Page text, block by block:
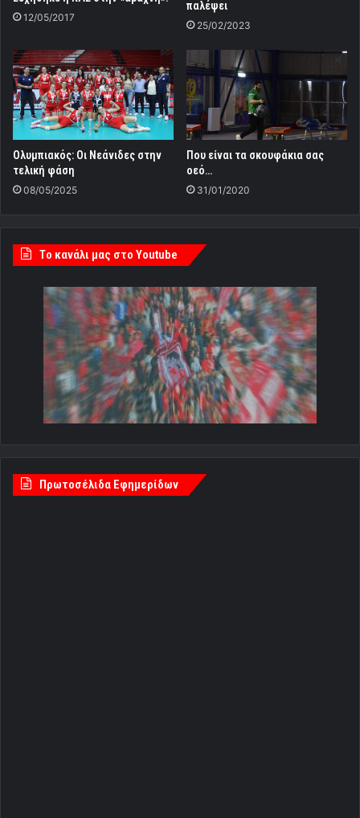
12/05/2017
παλέψει
25/02/2023
Ολυμπιακός: Οι Νεάνιδες στην
τελική φάση
08/05/2025
Που είναι τα σκουφάκια σας
οεό…
31/01/2020
Tο κανάλι μας στο Youtube
Πρωτοσέλιδα Εφημερίδων